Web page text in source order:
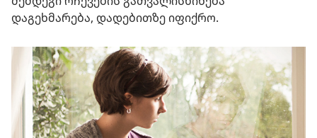
დაგეხმარება, დადებითზე იფიქრო.